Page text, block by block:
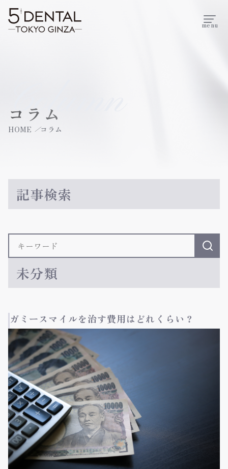
menu
Column
コラム
HOME コラム
記事検索
未分類
ガミースマイルを治す費用はどれくらい？